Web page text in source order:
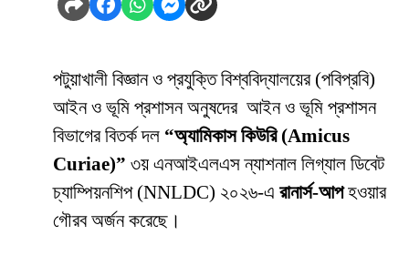
পটুয়াখালী বিজ্ঞান ও প্রযুক্তি বিশ্ববিদ্যালয়ের (পবিপ্রবি)
আইন ও ভূমি প্রশাসন অনুষদের আইন ও ভূমি প্রশাসন
বিভাগের বিতর্ক দল “অ্যামিকাস কিউরি (Amicus
Curiae)” ৩য় এনআইএলএস ন্যাশনাল লিগ্যাল ডিবেট
চ্যাম্পিয়নশিপ (NNLDC) ২০২৬-এ রানার্স-আপহওয়ার
গৌরব অর্জন করেছে।